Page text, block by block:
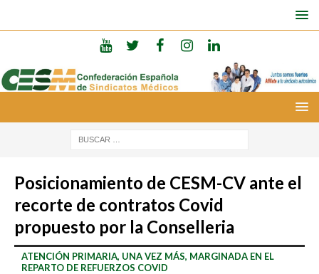
Posicionamiento de CESM-CV ante el
recorte de contratos Covid
propuesto por la Conselleria
ATENCIÓN PRIMARIA, UNA VEZ MÁS, MARGINADA EN EL
REPARTO DE REFUERZOS COVID